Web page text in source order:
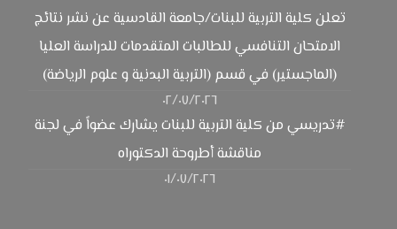
تعلن كلية التربية للبنات/جامعة القادسية عن نشر نتائج
الامتحان التنافسي للطالبات المتقدمات للدراسة العليا
(الماجستير) في قسم (التربية البدنية و علوم الرياضة)
٠٢/٠٧/٢٠٢٦
#تدريسي من كلية التربية للبنات يشارك عضواً في لجنة
مناقشة أطروحة الدكتوراه
٠١/٠٧/٢٠٢٦